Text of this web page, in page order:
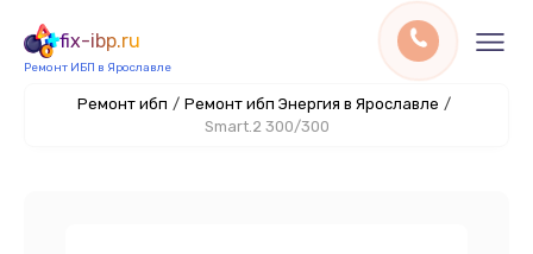
fix-ibp.ru
Ремонт ИБП в Ярославле
Ремонт ибп / Ремонт ибп Энергия в Ярославле /
Smart.2 300/300